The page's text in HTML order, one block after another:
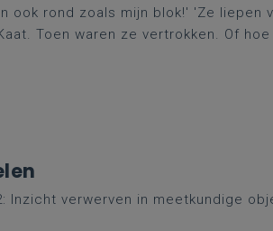
ook rond zoals mijn blok!' 'Ze liepen
Toen waren ze vertrokken. Of
Inzicht verwerven in meetkundige